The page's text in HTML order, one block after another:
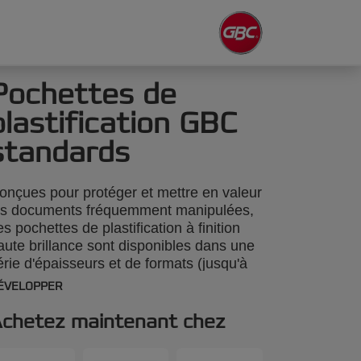
de
GBC
pour protéger et mettre en valeur
documents fréquemment manipulées,
pochettes de plastification à finition
brillance sont disponibles dans une
d'épaisseurs et de formats (jusqu'à
Même les formes et les formats non
unique Ez-In pour les pochettes
maintenant chez